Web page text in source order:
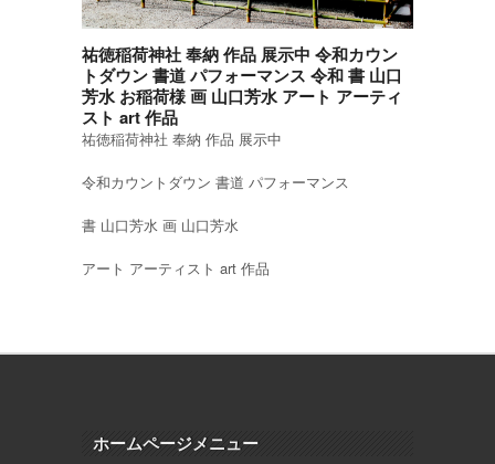
祐徳稲荷神社 奉納 作品 展示中 令和カウン
トダウン 書道 パフォーマンス 令和 書 山口
芳水 お稲荷様 画 山口芳水 アート アーティ
スト art 作品
祐徳稲荷神社 奉納 作品 展示中
令和カウントダウン 書道 パフォーマンス
書 山口芳水 画 山口芳水
アート アーティスト art 作品
ホームページメニュー